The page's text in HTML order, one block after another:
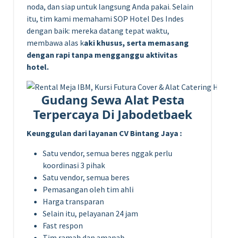
noda, dan siap untuk langsung Anda pakai. Selain
itu, tim kami memahami SOP Hotel Des Indes
dengan baik: mereka datang tepat waktu,
membawa alas kaki khusus, serta memasang
dengan rapi tanpa mengganggu aktivitas
hotel.
Gudang Sewa Alat Pesta
Terpercaya Di Jabodetbaek
Keunggulan dari layanan CV Bintang Jaya :
Satu vendor, semua beres nggak perlu
koordinasi 3 pihak
Satu vendor, semua beres
Pemasangan oleh tim ahli
Harga transparan
Selain itu, pelayanan 24 jam
Fast respon